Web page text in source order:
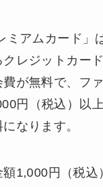
ミアムカード」
レジットカー
が無料で、フ
円（税込）以
なります。
1,000円（税込